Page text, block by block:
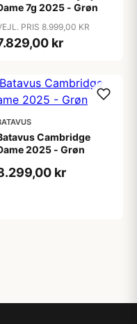
7g 2025 - Grøn
PRIS 8.999,00 KR
kr
Cambridge
2025 - Grøn
kr